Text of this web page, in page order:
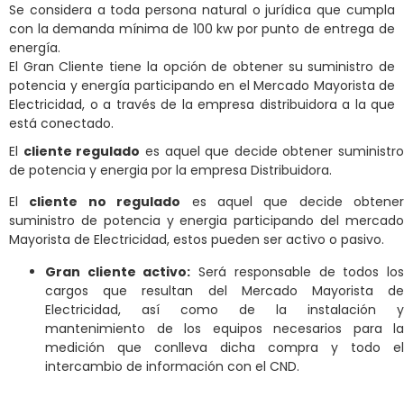
Se considera a toda persona natural o jurídica que cumpla
con la demanda mínima de 100 kw por punto de entrega de
energía.
El Gran Cliente tiene la opción de obtener su suministro de
potencia y energía participando en el Mercado Mayorista de
Electricidad, o a través de la empresa distribuidora a la que
está conectado.
El cliente regulado es aquel que decide obtener suministro
de potencia y energia por la empresa Distribuidora.
El cliente no regulado es aquel que decide obtener
suministro de potencia y energia participando del mercado
Mayorista de Electricidad, estos pueden ser activo o pasivo.
Gran cliente activo: Será responsable de todos los
cargos que resultan del Mercado Mayorista de
Electricidad, así como de la instalación y
mantenimiento de los equipos necesarios para la
medición que conlleva dicha compra y todo el
intercambio de información con el CND.